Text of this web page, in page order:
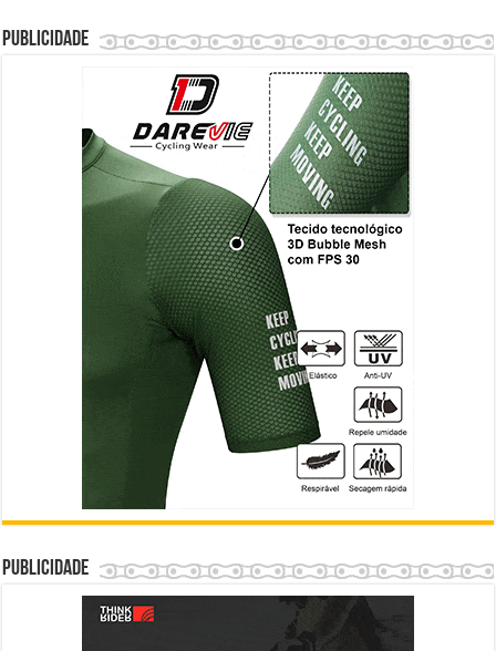
Publicidade
Publicidade